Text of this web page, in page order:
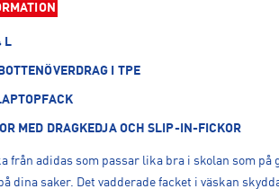
L
I TPE
MED DRAGKEDJA OCH SLIP-IN-FICKOR
från adidas som passar lika bra i skolan som
dina saker. Det vadderade facket i väskan